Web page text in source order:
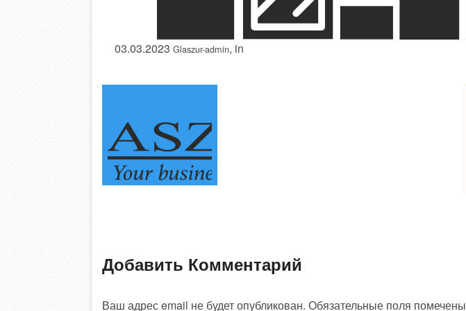
03.03.2023 Glaszur-admin, in
Добавить Комментарий
Ваш адрес email не будет опубликован. Обязательные поля помечены